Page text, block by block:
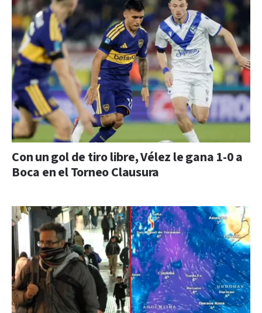
Con un gol de tiro libre, Vélez le gana 1-0 a
Boca en el Torneo Clausura